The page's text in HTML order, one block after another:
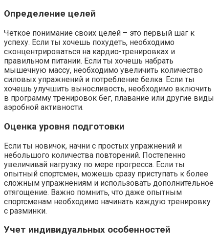
Определение целей
Четкое понимание своих целей – это первый шаг к
успеху. Если ты хочешь похудеть, необходимо
сконцентрироваться на кардио-тренировках и
правильном питании. Если ты хочешь набрать
мышечную массу, необходимо увеличить количество
силовых упражнений и потребление белка. Если ты
хочешь улучшить выносливость, необходимо включить
в программу тренировок бег, плавание или другие виды
аэробной активности.
Оценка уровня подготовки
Если ты новичок, начни с простых упражнений и
небольшого количества повторений. Постепенно
увеличивай нагрузку по мере прогресса. Если ты
опытный спортсмен, можешь сразу приступать к более
сложным упражнениям и использовать дополнительное
отягощение. Важно помнить, что даже опытным
спортсменам необходимо начинать каждую тренировку
с разминки.
Учет индивидуальных особенностей